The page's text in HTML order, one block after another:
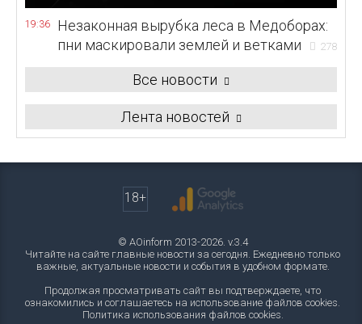
19:36
Незаконная вырубка леса в Медоборах:
пни маскировали землей и ветками
278
Все новости
Лента новостей
18+
© AOinform 2013-2026. v.3.4
Читайте на сайте главные новости за сегодня. Ежедневно только
важные, актуальные новости и события в удобном формате.
Продолжая просматривать сайт вы подтверждаете, что
ознакомились и соглашаетесь на использование файлов cookies.
Политика использования файлов cookies.